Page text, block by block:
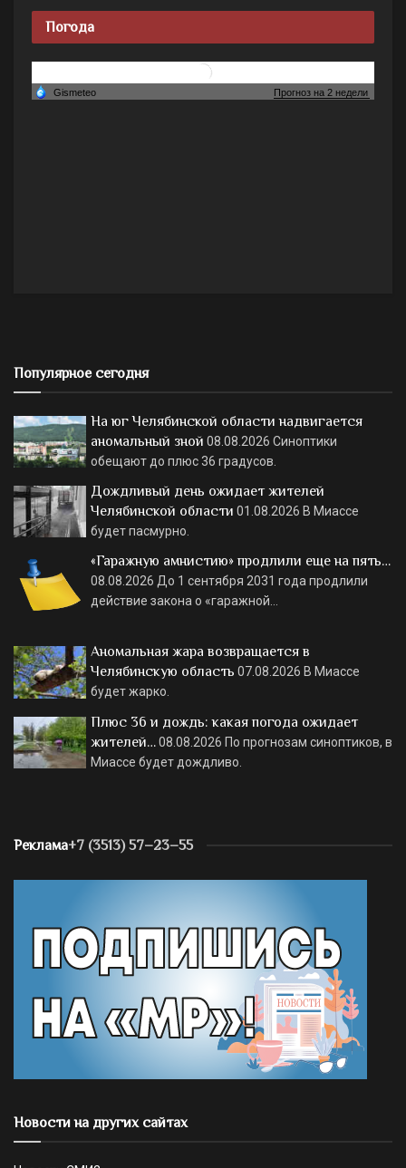
Погода
Популярное сегодня
На юг Челябинской области надвигается
аномальный зной 08.08.2026 Синоптики
обещают до плюс 36 градусов.
Дождливый день ожидает жителей
Челябинской области 01.08.2026 В Миассе
будет пасмурно.
«Гаражную амнистию» продлили еще на пять…
08.08.2026 До 1 сентября 2031 года продлили
действие закона о «гаражной…
Аномальная жара возвращается в
Челябинскую область 07.08.2026 В Миассе
будет жарко.
Плюс 36 и дождь: какая погода ожидает
жителей…08.08.2026 По прогнозам синоптиков, в
Миассе будет дождливо.
Реклама+7 (3513) 57–23–55
Новости на других сайтах